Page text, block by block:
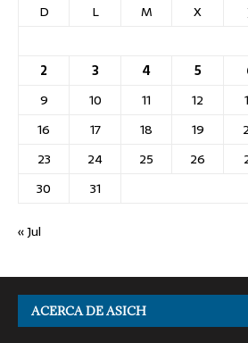
D
L M X
2
3 4 5
9
10 11 12
16
17 18 19
23
24 25 26
30
31
« Jul
ACERCA DE ASICH